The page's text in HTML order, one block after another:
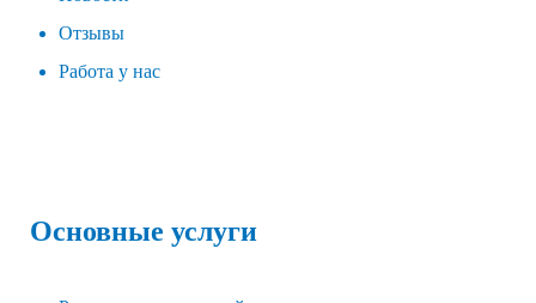
Отзывы
Работа у нас
Основные услуги